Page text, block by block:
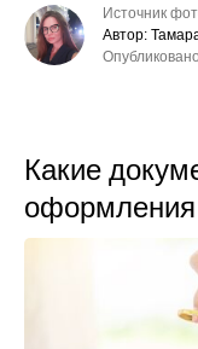
Источник
Автор:
Какие
оформления